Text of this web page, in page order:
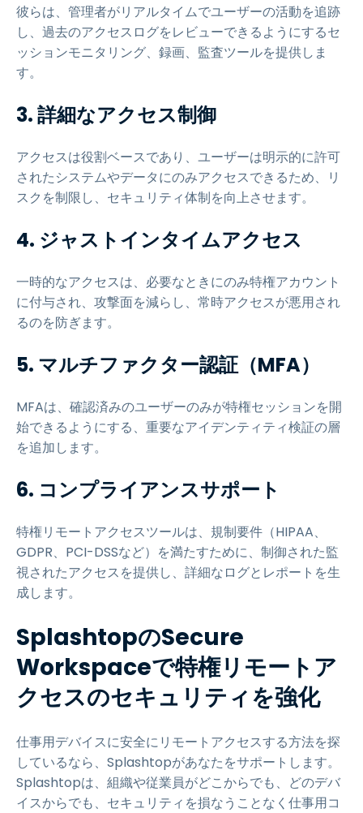
彼らは、管理者がリアルタイムでユーザーの活動を追跡
し、過去のアクセスログをレビューできるようにするセ
ッションモニタリング、録画、監査ツールを提供しま
す。
3. 詳細なアクセス制御
アクセスは役割ベースであり、ユーザーは明示的に許可
されたシステムやデータにのみアクセスできるため、リ
スクを制限し、セキュリティ体制を向上させます。
4. ジャストインタイムアクセス
一時的なアクセスは、必要なときにのみ特権アカウント
に付与され、攻撃面を減らし、常時アクセスが悪用され
るのを防ぎます。
5. マルチファクター認証（MFA）
MFAは、確認済みのユーザーのみが特権セッションを開
始できるようにする、重要なアイデンティティ検証の層
を追加します。
6. コンプライアンスサポート
特権リモートアクセスツールは、規制要件（HIPAA、
GDPR、PCI-DSSなど）を満たすために、制御された監
視されたアクセスを提供し、詳細なログとレポートを生
成します。
SplashtopのSecure
Workspaceで特権リモートア
クセスのセキュリティを強化
仕事用デバイスに安全にリモートアクセスする方法を探
しているなら、Splashtopがあなたをサポートします。
Splashtopは、組織や従業員がどこからでも、どのデバ
イスからでも、セキュリティを損なうことなく仕事用コ